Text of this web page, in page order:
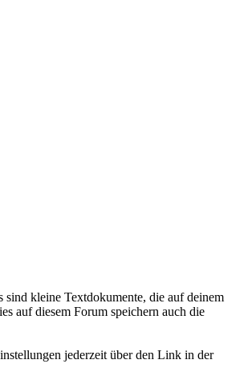
kleine Textdokumente, die auf deinem
auf diesem Forum speichern auch die
jederzeit über den Link in der